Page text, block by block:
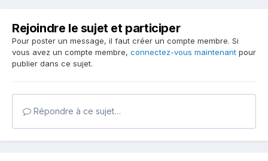
Rejoindre le sujet et participer
Pour poster un message, il faut créer un compte membre. Si
vous avez un compte membre, connectez-vous maintenant pour
publier dans ce sujet.
Répondre à ce sujet…